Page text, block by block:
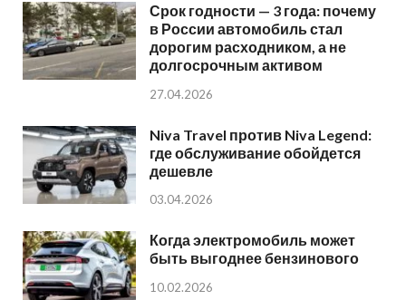
Срок годности — 3 года: почему
в России автомобиль стал
дорогим расходником, а не
долгосрочным активом
27.04.2026
Niva Travel против Niva Legend:
где обслуживание обойдется
дешевле
03.04.2026
Когда электромобиль может
быть выгоднее бензинового
10.02.2026